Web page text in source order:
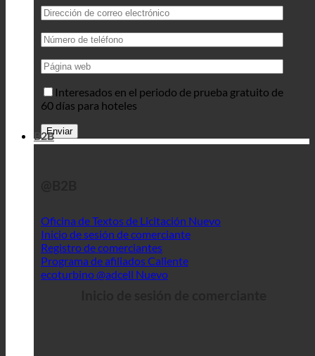
Interesados en el periodo de prueba gratuito de
60 días para hoteles
B2B
Oficina de Textos de Licitación
Inicio de sesión de comerciante
Registro de comerciantes
Programa de afiliados
ecoturbino @adcell